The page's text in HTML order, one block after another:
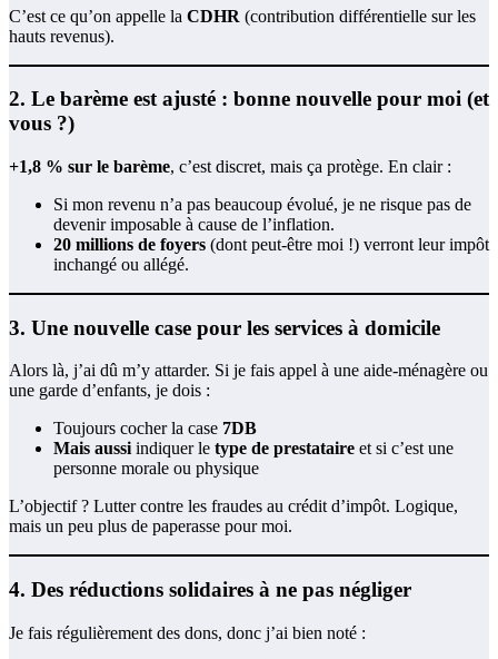
C’est ce qu’on appelle la CDHR (contribution différentielle sur les
hauts revenus).
2. Le barème est ajusté : bonne nouvelle pour moi (et
vous ?)
+1,8 % sur le barème, c’est discret, mais ça protège. En clair :
Si mon revenu n’a pas beaucoup évolué, je ne risque pas de
devenir imposable à cause de l’inflation.
20 millions de foyers (dont peut-être moi !) verront leur impôt
inchangé ou allégé.
3. Une nouvelle case pour les services à domicile
Alors là, j’ai dû m’y attarder. Si je fais appel à une aide-ménagère ou
une garde d’enfants, je dois :
Toujours cocher la case 7DB
Mais aussi indiquer le type de prestataire et si c’est une
personne morale ou physique
L’objectif ? Lutter contre les fraudes au crédit d’impôt. Logique,
mais un peu plus de paperasse pour moi.
4. Des réductions solidaires à ne pas négliger
Je fais régulièrement des dons, donc j’ai bien noté :